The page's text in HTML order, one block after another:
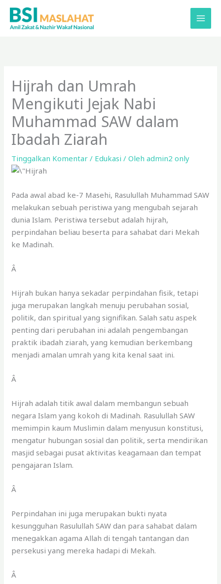
Lewati
konten
Hijrah dan Umrah
Mengikuti Jejak Nabi
Muhammad SAW dalam
Ibadah Ziarah
Tinggalkan Komentar / Edukasi / Olehadmin2 only
Pada awal abad ke-7 Masehi, Rasulullah Muhammad SAW
melakukan sebuah peristiwa yang mengubah sejarah
dunia Islam. Peristiwa tersebut adalah hijrah,
perpindahan beliau beserta para sahabat dari Mekah
ke Madinah.
Â
Hijrah bukan hanya sekadar perpindahan fisik, tetapi
juga merupakan langkah menuju perubahan sosial,
politik, dan spiritual yang signifikan. Salah satu aspek
penting dari perubahan ini adalah pengembangan
praktik ibadah ziarah, yang kemudian berkembang
menjadi amalan umrah yang kita kenal saat ini.
Â
Hijrah adalah titik awal dalam membangun sebuah
negara Islam yang kokoh di Madinah. Rasulullah SAW
memimpin kaum Muslimin dalam menyusun konstitusi,
mengatur hubungan sosial dan politik, serta mendirikan
masjid sebagai pusat aktivitas keagamaan dan tempat
pengajaran Islam.
Â
Perpindahan ini juga merupakan bukti nyata
kesungguhan Rasulullah SAW dan para sahabat dalam
menegakkan agama Allah di tengah tantangan dan
persekusi yang mereka hadapi di Mekah.
Â